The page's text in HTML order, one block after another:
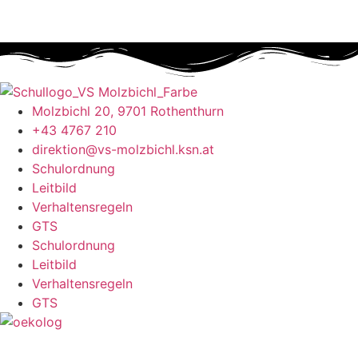
Molzbichl 20, 9701 Rothenthurn
+43 4767 210
direktion@vs-molzbichl.ksn.at
Schulordnung
Leitbild
Verhaltensregeln
GTS
Schulordnung
Leitbild
Verhaltensregeln
GTS